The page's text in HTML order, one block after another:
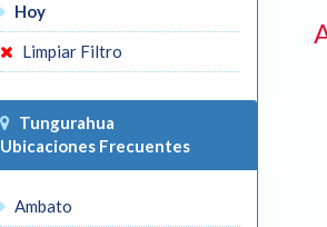
Hoy
Limpiar Filtro
Tungurahua
Ubicaciones Frecuentes
Ambato